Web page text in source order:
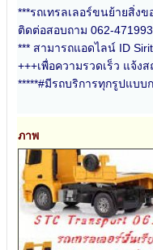
***รถเทรลเลอร์ขนย้ายสิ่
ติดต่อสอบถาม 062-
*** สามารถแอดไลน์ ID
+++เพื่อความรวดเร็ว แจ้
*****#มีรถบริการทุกรูปแบบ
ภาพ